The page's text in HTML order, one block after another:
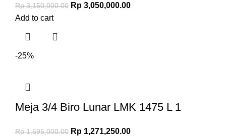
Rp3,150,000.00 Rp 3,050,000.00
Add to cart
-25%
Meja 3/4 Biro Lunar LMK 1475 L 1
Rp1,695,000.00 Rp 1,271,250.00